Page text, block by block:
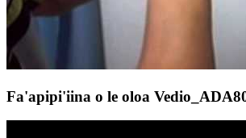
Fa'apipi'iina o le oloa